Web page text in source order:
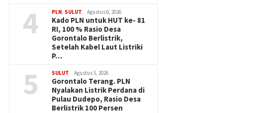
4 PLN SULUT Agustus 6, 2026
Kado PLN untuk HUT ke- 81
RI, 100 % Rasio Desa
Gorontalo Berlistrik,
Setelah Kabel Laut Listriki
P…
5 SULUT Agustus 5, 2026
Gorontalo Terang. PLN
Nyalakan Listrik Perdana di
Pulau Dudepo, Rasio Desa
Berlistrik 100 Persen